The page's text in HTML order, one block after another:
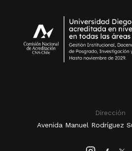
Dirección
Avenida Manuel Rodríguez